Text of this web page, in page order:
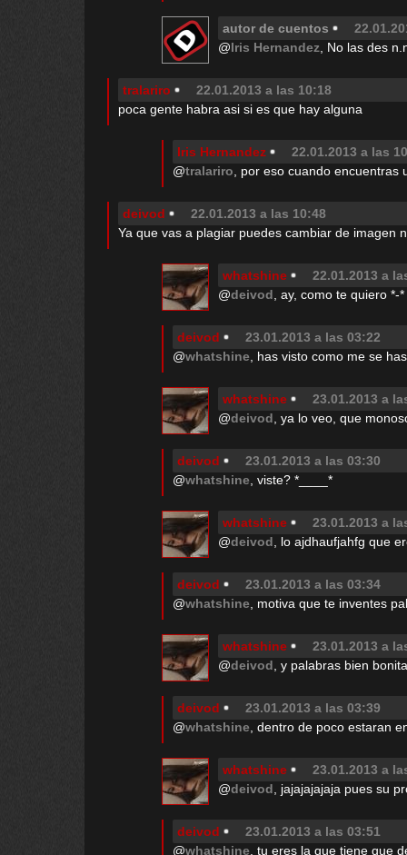
autor de cuentos
@Iris Hernandez , No las des
tralariro
22.01.2013 a las 10:18
poca gente habra asi si es que hay alguna
Iris Hernandez
22.01.2013 a las
@tralariro , por eso cuando
deivod
22.01.2013 a las 10:48
Ya que vas a plagiar puedes cambiar de imagen
whatshine
22.01.2013 a
@deivod , ay, como te quiero *-*
deivod
23.01.2013 a las 03:22
@whatshine , has visto como me se
whatshine
23.01.2013 a
@deivod , ya lo veo, que
deivod
23.01.2013 a las 03:30
@whatshine , viste? *____*
whatshine
23.01.2013 a
@deivod , lo ajdhaufjahfg que
deivod
23.01.2013 a las 03:34
@whatshine , motiva que te inventes
whatshine
23.01.2013 a
@deivod , y palabras bien
deivod
23.01.2013 a las 03:39
@whatshine , dentro de poco estaran
whatshine
23.01.2013 a
@deivod , jajajajajaja pues su
deivod
23.01.2013 a las 03:51
@whatshine , tu eres la que tiene que